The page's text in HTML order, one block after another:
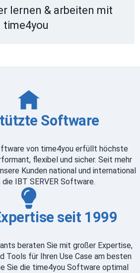
lernen & arbeiten mit
Software
von time4you erfüllt höchste
flexibel und sicher. Seit mehr
Kunden national und international
IBT SERVER Software.
seit 1999
beraten Sie mit großer Expertise,
Tools für Ihren Use Case am besten
Sie die time4you Software optimal